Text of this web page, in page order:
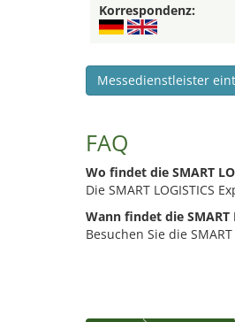
Korrespondenz:
Messedienstleister
FAQ
Wo findet die SMART
Die SMART LOGISTICS
Wann findet die SMART
Besuchen Sie die